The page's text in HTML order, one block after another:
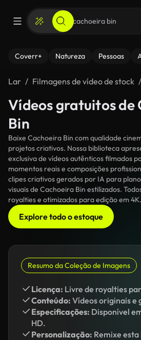
Coverr+ Natureza Pessoas
Lar Filmagens de vídeo de stock
Vídeos gratuitos de
Bin
Baixe Cachoeira Bin com qualidade
projetos criativos. Nossa biblioteca
exclusiva de vídeos autênticos filmados
momentos reais e composições
clipes criativos gerados por IA para
visuais de Cachoeira Bin estilizados.
royalties e otimizados para edição em 4K.
Explore todo o estoque
Resumo da Coleção de Imagens
Licença: Livre de royalties
Conteúdo: Vídeos originais e
Especificações: Disponível
HD.
Personalização: Remixe